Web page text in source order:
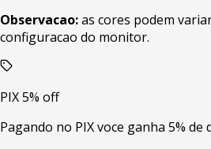
Observacao:as cores podem
configuracao do monitor.
PIX 5% off
Pagando no PIX voce ganha 5% de